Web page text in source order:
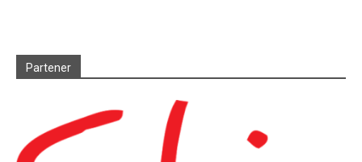
Partener